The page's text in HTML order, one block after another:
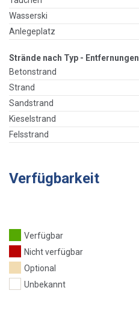
Wasserski
Anlegeplatz
Strände nach Typ - Entfernungen
Betonstrand
Strand
Sandstrand
Kieselstrand
Felsstrand
Verfügbarkeit
Verfügbar
Nicht verfügbar
Optional
Unbekannt